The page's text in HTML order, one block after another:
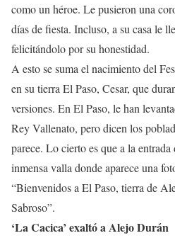
como un héroe. Le pusieron una
días de fiesta. Incluso, a su casa le
felicitándolo por su honestidad.
A esto se suma el nacimiento del
en su tierra El Paso, Cesar, que
versiones. En El Paso, le han
Rey Vallenato, pero dicen los
parece. Lo cierto es que a la
inmensa valla donde aparece una
“Bienvenidos a El Paso, tierra de
Sabroso”.
‘La Cacica’ exaltó a Alejo Durán